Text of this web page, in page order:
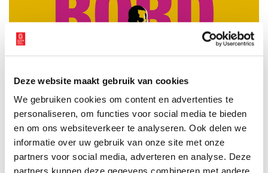
Deze website maakt gebruik van cookies
We gebruiken cookies om content en advertenties te
personaliseren, om functies voor social media te bieden
en om ons websiteverkeer te analyseren. Ook delen we
informatie over uw gebruik van onze site met onze
partners voor social media, adverteren en analyse. Deze